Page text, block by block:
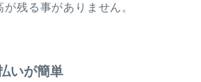
残る事がありません。
いが簡単